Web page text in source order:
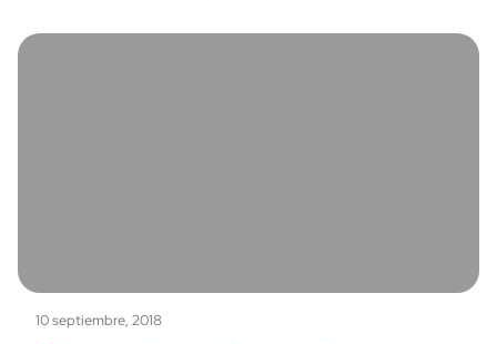
10 septiembre, 2018